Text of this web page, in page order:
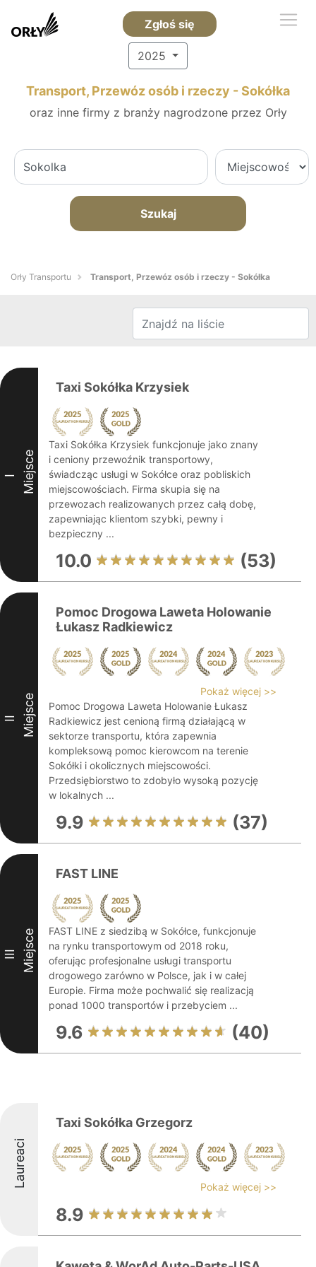
Zgłoś się
2025
Transport, Przewóz osób i rzeczy - Sokółka
oraz inne firmy z branży nagrodzone przez Orły
Szukaj
Orły Transportu Transport, Przewóz osób i rzeczy - Sokółka
I Miejsce
Taxi Sokółka Krzysiek
Taxi Sokółka Krzysiek funkcjonuje jako znany
i ceniony przewoźnik transportowy,
świadcząc usługi w Sokółce oraz pobliskich
miejscowościach. Firma skupia się na
przewozach realizowanych przez całą dobę,
zapewniając klientom szybki, pewny i
bezpieczny ...
10.0 (53)
II Miejsce
Pomoc Drogowa Laweta Holowanie
Łukasz Radkiewicz
Pokaż więcej >>
Pomoc Drogowa Laweta Holowanie Łukasz
Radkiewicz jest cenioną firmą działającą w
sektorze transportu, która zapewnia
kompleksową pomoc kierowcom na terenie
Sokółki i okolicznych miejscowości.
Przedsiębiorstwo to zdobyło wysoką pozycję
w lokalnych ...
9.9 (37)
III Miejsce
FAST LINE
FAST LINE z siedzibą w Sokółce, funkcjonuje
na rynku transportowym od 2018 roku,
oferując profesjonalne usługi transportu
drogowego zarówno w Polsce, jak i w całej
Europie. Firma może pochwalić się realizacją
ponad 1000 transportów i przebyciem ...
9.6 (40)
Laureaci
Taxi Sokółka Grzegorz
Pokaż więcej >>
8.9